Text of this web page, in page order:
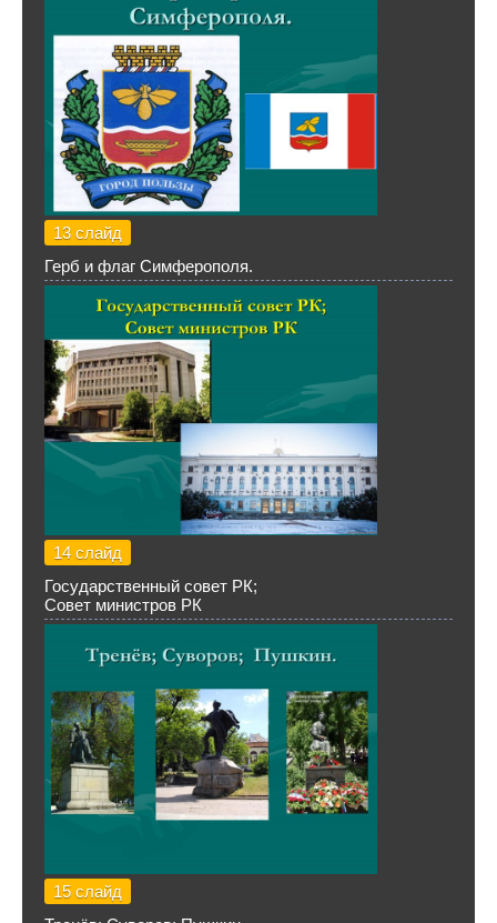
13 слайд
Герб и флаг Симферополя.
14 слайд
Государственный совет РК;
Совет министров РК
15 слайд